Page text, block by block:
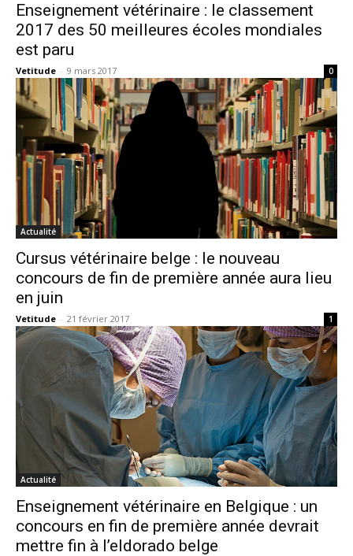
Enseignement vétérinaire : le classement
2017 des 50 meilleures écoles mondiales
est paru
Vetitude - 9 mars 2017 0
Actualité
Cursus vétérinaire belge : le nouveau
concours de fin de première année aura lieu
en juin
Vetitude - 21 février 2017 1
Actualité
Enseignement vétérinaire en Belgique : un
concours en fin de première année devrait
mettre fin à l’eldorado belge